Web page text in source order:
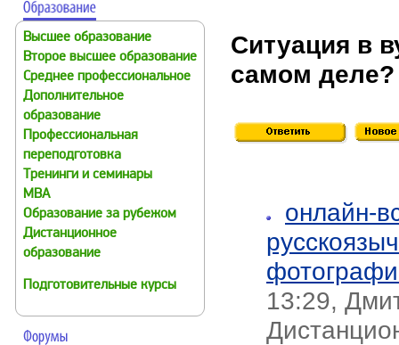
Высшее образование
Второе высшее образование
Среднее профессиональное
Дополнительное
образование
Профессиональная
переподготовка
Тренинги и семинары
MBA
Образование за рубежом
Дистанционное
образование
Подготовительные курсы
Ситуация в
самом деле?
онлайн-
13:29,